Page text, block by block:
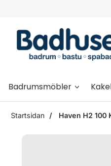
Badrumsmöbler
Startsidan Haven H2 100